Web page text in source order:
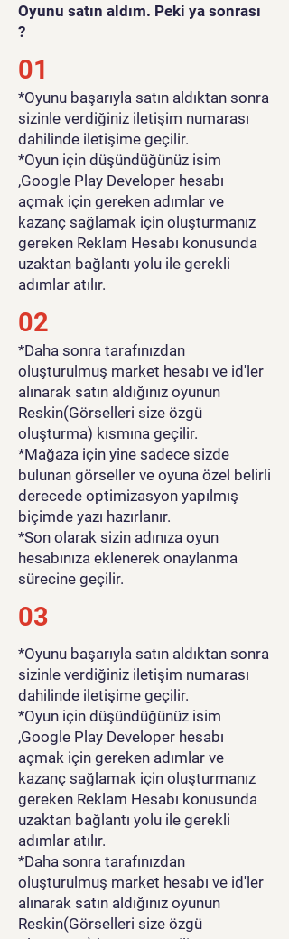
Oyunu satın aldım. Peki ya sonrası
?
01
*Oyunu başarıyla satın aldıktan sonra
sizinle verdiğiniz iletişim numarası
dahilinde iletişime geçilir.
*Oyun için düşündüğünüz isim
,Google Play Developer hesabı
açmak için gereken adımlar ve
kazanç sağlamak için oluşturmanız
gereken Reklam Hesabı konusunda
uzaktan bağlantı yolu ile gerekli
adımlar atılır.
02
*Daha sonra tarafınızdan
oluşturulmuş market hesabı ve id'ler
alınarak satın aldığınız oyunun
Reskin(Görselleri size özgü
oluşturma) kısmına geçilir.
*Mağaza için yine sadece sizde
bulunan görseller ve oyuna özel belirli
derecede optimizasyon yapılmış
biçimde yazı hazırlanır.
*Son olarak sizin adınıza oyun
hesabınıza eklenerek onaylanma
sürecine geçilir.
03
*Oyunu başarıyla satın aldıktan sonra
sizinle verdiğiniz iletişim numarası
dahilinde iletişime geçilir.
*Oyun için düşündüğünüz isim
,Google Play Developer hesabı
açmak için gereken adımlar ve
kazanç sağlamak için oluşturmanız
gereken Reklam Hesabı konusunda
uzaktan bağlantı yolu ile gerekli
adımlar atılır.
*Daha sonra tarafınızdan
oluşturulmuş market hesabı ve id'ler
alınarak satın aldığınız oyunun
Reskin(Görselleri size özgü